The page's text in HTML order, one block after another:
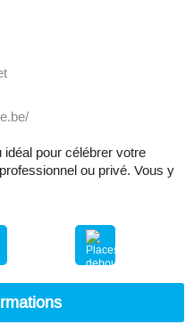
pour célébrer votre
ou privé. Vous y